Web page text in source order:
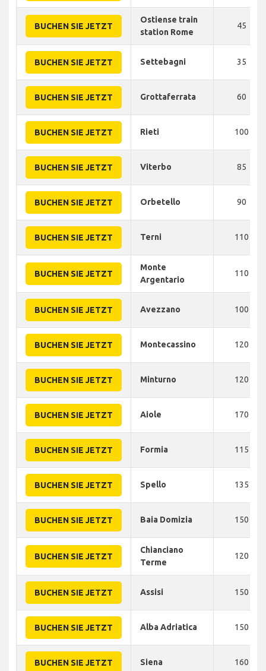
BUCHEN SIE JETZT
Ostiense train
station Rome
45
BUCHEN SIE JETZT Settebagni 35
BUCHEN SIE JETZT Grottaferrata 60
BUCHEN SIE JETZT Rieti 100
BUCHEN SIE JETZT Viterbo 85
BUCHEN SIE JETZT Orbetello 90
BUCHEN SIE JETZT Terni 110
BUCHEN SIE JETZT
Monte
Argentario
110
BUCHEN SIE JETZT Avezzano 100
BUCHEN SIE JETZT Montecassino 120
BUCHEN SIE JETZT Minturno 120
BUCHEN SIE JETZT Aiole 170
BUCHEN SIE JETZT Formia 115
BUCHEN SIE JETZT Spello 135
BUCHEN SIE JETZT Baia Domizia 150
BUCHEN SIE JETZT
Chianciano
Terme
120
BUCHEN SIE JETZT Assisi 150
BUCHEN SIE JETZT Alba Adriatica 150
BUCHEN SIE JETZT Siena 160